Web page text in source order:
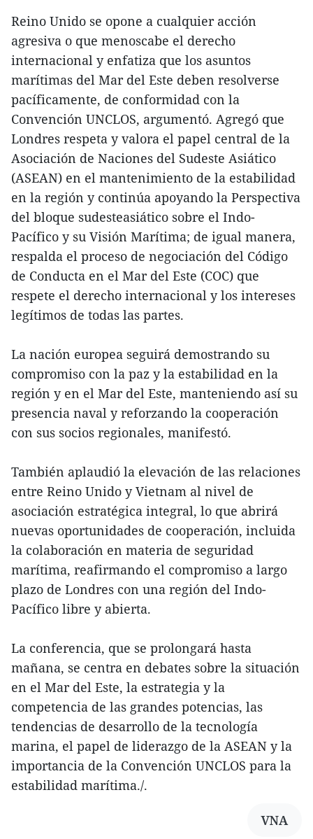
Reino Unido se opone a cualquier acción
agresiva o que menoscabe el derecho
internacional y enfatiza que los asuntos
marítimas del Mar del Este deben resolverse
pacíficamente, de conformidad con la
Convención UNCLOS, argumentó. Agregó que
Londres respeta y valora el papel central de la
Asociación de Naciones del Sudeste Asiático
(ASEAN) en el mantenimiento de la estabilidad
en la región y continúa apoyando la Perspectiva
del bloque sudesteasiático sobre el Indo-
Pacífico y su Visión Marítima; de igual manera,
respalda el proceso de negociación del Código
de Conducta en el Mar del Este (COC) que
respete el derecho internacional y los intereses
legítimos de todas las partes.
La nación europea seguirá demostrando su
compromiso con la paz y la estabilidad en la
región y en el Mar del Este, manteniendo así su
presencia naval y reforzando la cooperación
con sus socios regionales, manifestó.
También aplaudió la elevación de las relaciones
entre Reino Unido y Vietnam al nivel de
asociación estratégica integral, lo que abrirá
nuevas oportunidades de cooperación, incluida
la colaboración en materia de seguridad
marítima, reafirmando el compromiso a largo
plazo de Londres con una región del Indo-
Pacífico libre y abierta.
La conferencia, que se prolongará hasta
mañana, se centra en debates sobre la situación
en el Mar del Este, la estrategia y la
competencia de las grandes potencias, las
tendencias de desarrollo de la tecnología
marina, el papel de liderazgo de la ASEAN y la
importancia de la Convención UNCLOS para la
estabilidad marítima./.
VNA